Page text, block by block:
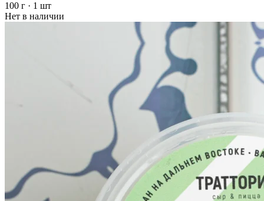
100 г · 1 шт
Нет в наличии